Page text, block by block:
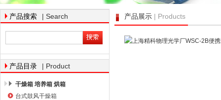
产品搜索 | Search
产品目录 | Product
干燥箱 培养箱 烘箱
台式鼓风干燥箱
产品展示 | Products